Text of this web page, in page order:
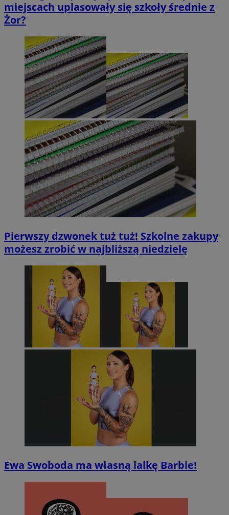
miejscach uplasowały się szkoły średnie z
Żor?
Pierwszy dzwonek tuż tuż! Szkolne zakupy
możesz zrobić w najbliższą niedzielę
Ewa Swoboda ma własną lalkę Barbie!